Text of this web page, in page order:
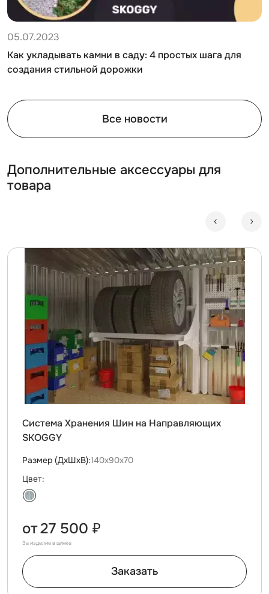
05.07.2023
Как укладывать камни в саду: 4 простых шага для
создания стильной дорожки
Все новости
Дополнительные аксессуары для
товара
Система Хранения Шин на Направляющих
SKOGGY
Размер (ДxШxВ):140х90х70
Цвет:
от27 500 ₽
За изделие в цинке
Заказать